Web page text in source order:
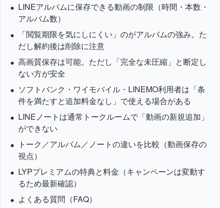
LINEアルバムに保存できる動画の制限（時間・本数・
アルバム数）
「閲覧期限を気にしにくい」のがアルバムの強み。た
だし解約後は削除に注意
高画質保存は可能。ただし「完全な未圧縮」と断定し
ない方が安全
ソフトバンク・ワイモバイル・LINEMO利用者は「条
件を満たすと追加料金なし」で使える場合がある
LINEノートは通常トークルームで「動画の新規追加」
ができない
トーク／アルバム／ノートの違いを比較（動画保存の
視点）
LYPプレミアムの特典と料金（キャンペーンは変動す
るため最新確認）
よくある質問（FAQ）